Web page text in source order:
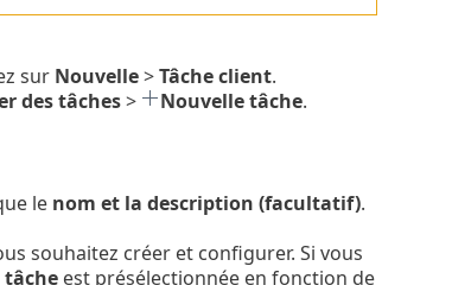
sur Nouvelle>Tâche client.
des tâches> Nouvelle tâche.
le nom et la description (facultatif).
souhaitez créer et configurer. Si vous
tâcheest présélectionnée en fonction de